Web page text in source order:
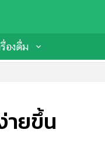
องดื่ม
ายขึ้น